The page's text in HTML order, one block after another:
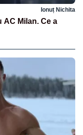
Ionuț Nichita
AC Milan. Ce a